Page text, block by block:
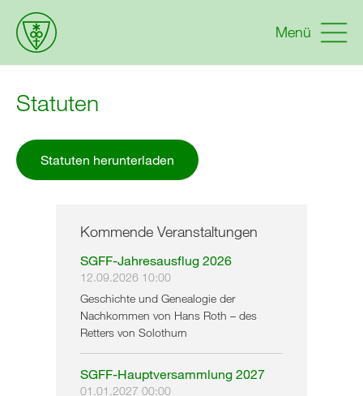
Menü
Statuten
Statuten herunterladen
Kommende Veranstaltungen
SGFF-Jahresausflug 2026
12.09.2026 10:00
Geschichte und Genealogie der
Nachkommen von Hans Roth – des
Retters von Solothurn
SGFF-Hauptversammlung 2027
01.01.2027 00:00